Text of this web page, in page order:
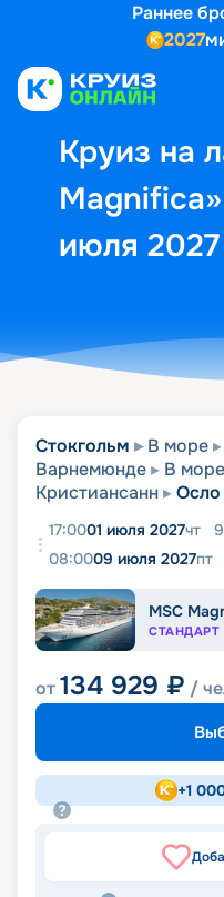
Раннее
2027
Круиз на
июля 2027
Стокгольм В море
Варнемюнде
В море
Кристиансанн
Осло
17:0001 июля 2027чт 9
08:0009 июля 2027пт
MSC
СТАНДАРТ
от134 929 ₽ /
+1